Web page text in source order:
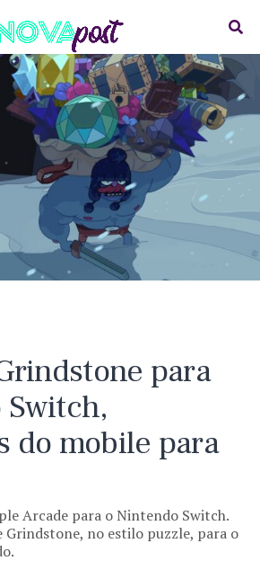
para
do mobile para
Arcade para o Nintendo Switch.
Grindstone, no estilo puzzle, para o